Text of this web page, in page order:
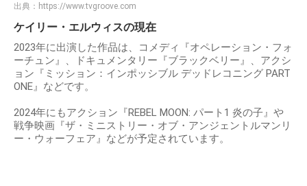
出典： https://www.tvgroove.com
ケイリー・エルウィスの現在
2023年に出演した作品は、コメディ『オペレーション・フォ
ーチュン』、ドキュメンタリー『ブラックベリー』、アクシ
ョン『ミッション：インポッシブル デッドレコニング PART
ONE』などです。
2024年にもアクション『REBEL MOON: パート1 炎の子』や
戦争映画『ザ・ミニストリー・オブ・アンジェントルマンリ
ー・ウォーフェア』などが予定されています。